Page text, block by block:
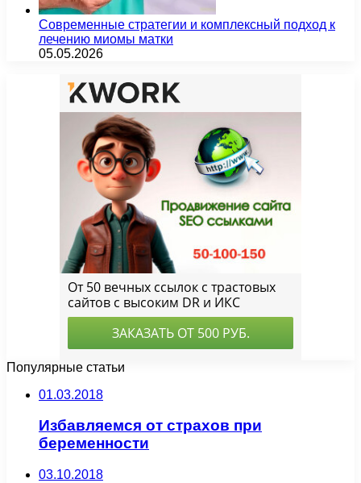
Современные стратегии и комплексный подход к
лечению миомы матки
05.05.2026
Популярные статьи
01.03.2018
Избавляемся от страхов при
беременности
03.10.2018